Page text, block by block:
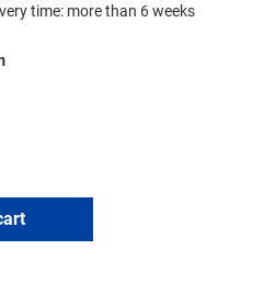
time: more than 6 weeks